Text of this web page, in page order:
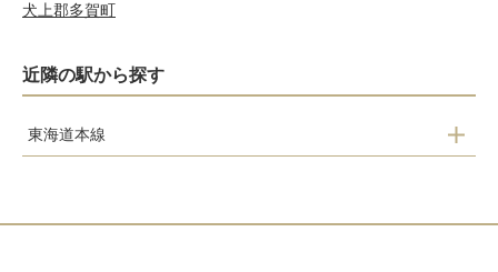
犬上郡多賀町
近隣の駅から探す
東海道本線